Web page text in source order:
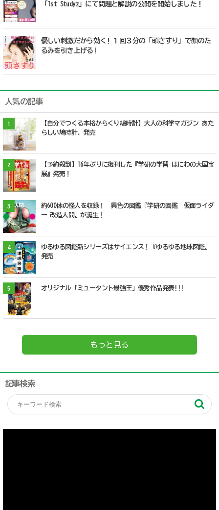
「1st Studyz」にて問題と解説の公開を開始しました！
優しい刺激だから効く! １回３分の「頭さすり」で顔のた
るみを引き上げる!
人気の記事
1
【自分でつくる本格からくり鳩時計】大人の科学マガジン あた
らしい鳩時計、発売
2
【予約殺到】16年ぶりに復刊した『学研の学習 はにわの大国宝
展』発売！
3
約600体の怪人を収録！ 異色の図鑑『学研の図鑑 仮面ライダ
ー 改造人間』が誕生！
4
ゆるゆる図鑑新シリーズはサイエンス！『ゆるゆる地球図鑑』
発売
5 オリジナル「ミュータント最強王」優秀作品発表!!!
もっと見る
記事検索